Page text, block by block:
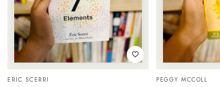
ERIC SCERRI PEGGY MCCOLL